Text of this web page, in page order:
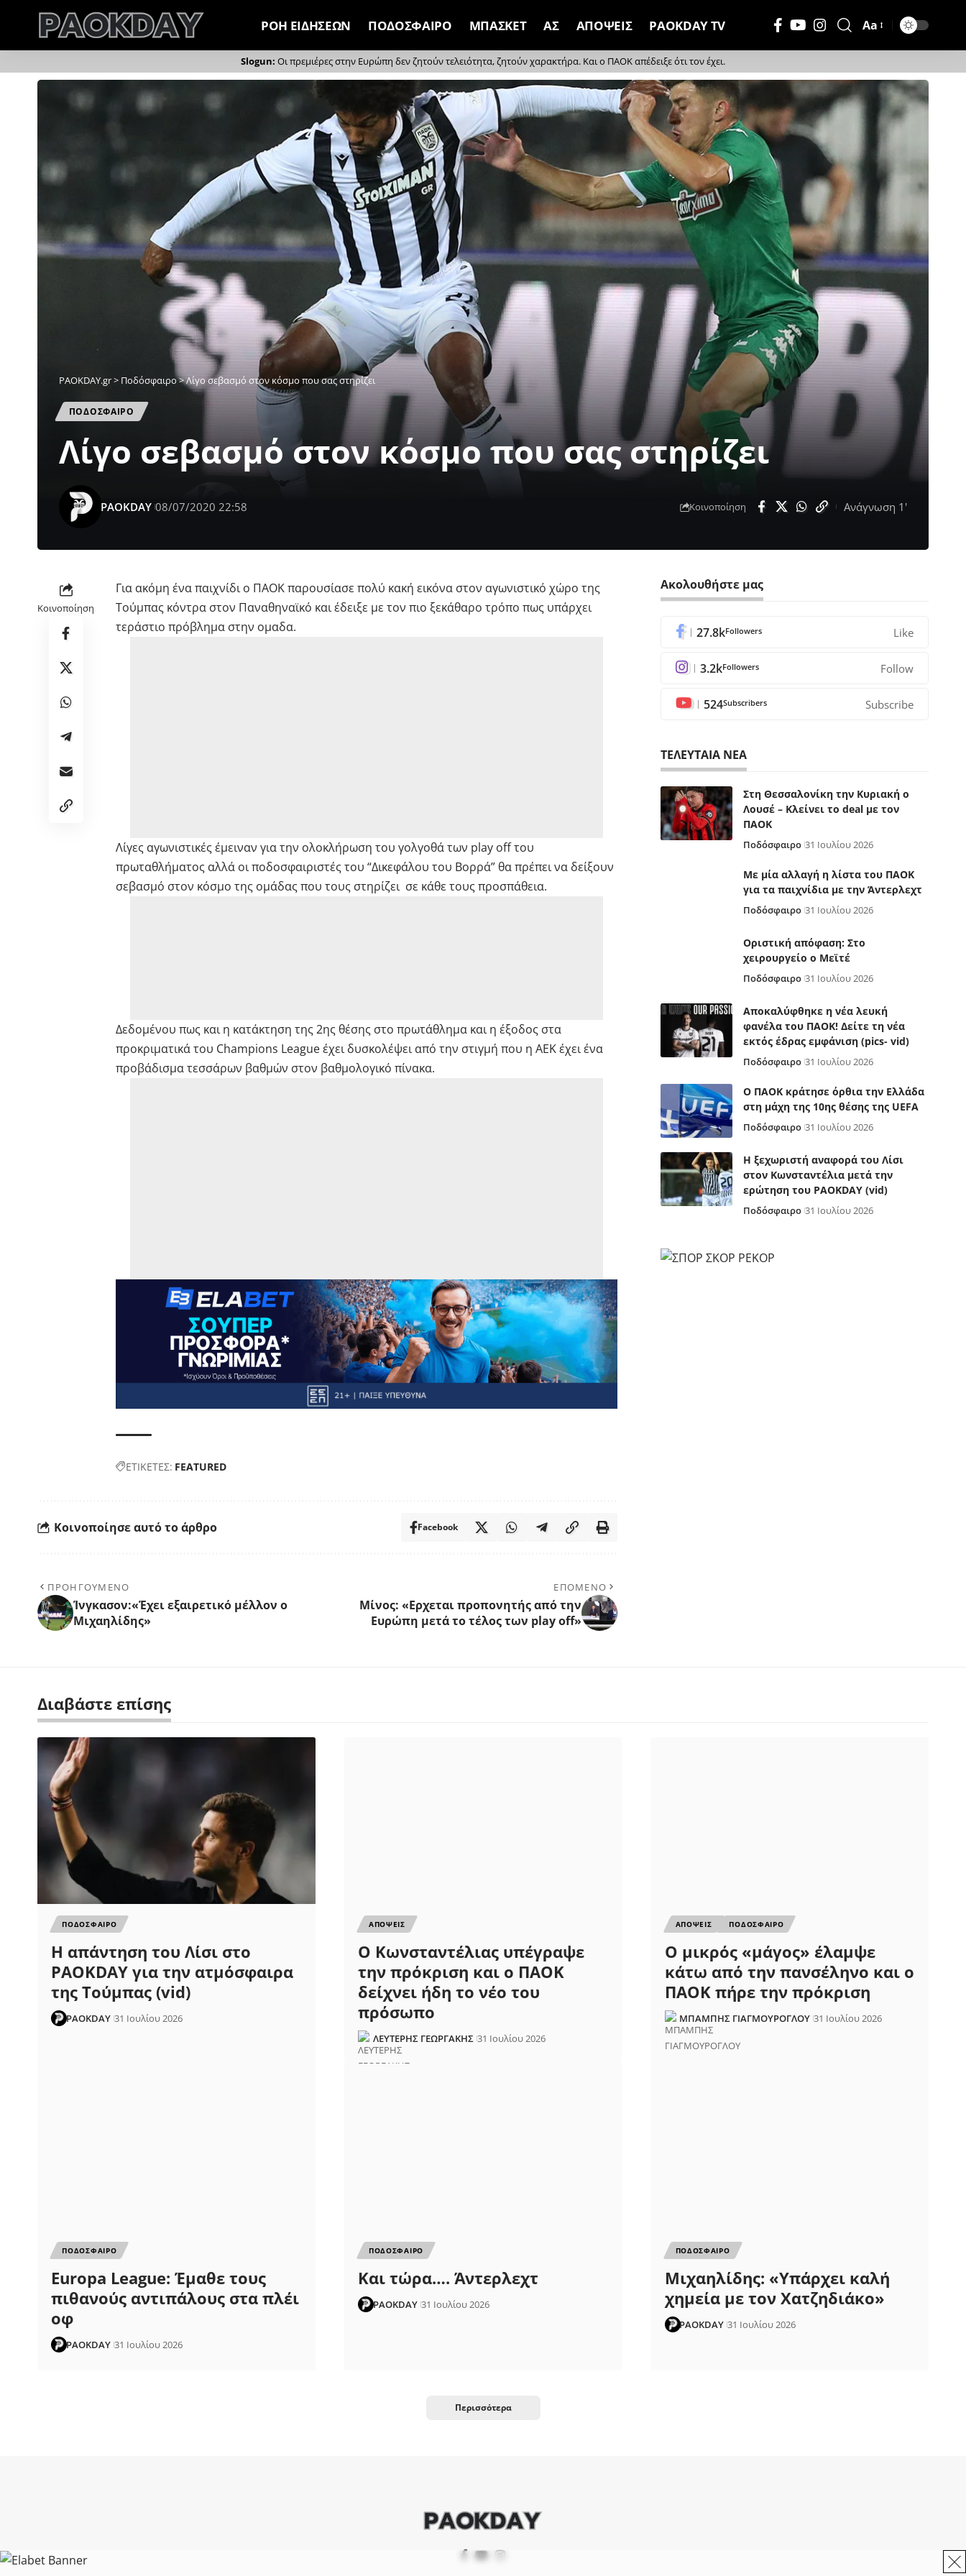
ΡΟΗ ΕΙΔΗΣΕΩΝ ΠΟΔΟΣΦΑΙΡΟ ΜΠΑΣΚΕΤ ΑΣ ΑΠΟΨΕΙΣ PAOKDAY TV
Μέγεθος
Γραμματοσειράς
Aa
Οι πρεμιέρες στην Ευρώπη δεν ζητούν τελειότητα, ζητούν χαρακτήρα. Και ο ΠΑΟΚ απέδειξε ότι τον έχει.
PAOKDAY.gr> Ποδόσφαιρο>Λίγο σεβασμό στον κόσμο που σας στηρίζει
ΠΟΔΟΣΦΑΙΡΟ
Λίγο σεβασμό στον κόσμο που σας στηρίζει
PAOKDAY 08/07/2020 22:58 Κοινοποίηση Ανάγνωση 1'
Κοινοποίηση
Για ακόμη ένα παιχνίδι ο ΠΑΟΚ παρουσίασε πολύ κακή εικόνα στον αγωνιστικό χώρο της
Τούμπας κόντρα στον Παναθηναϊκό και έδειξε με τον πιο ξεκάθαρο τρόπο πως υπάρχει
τεράστιο πρόβλημα στην ομαδα.
Λίγες αγωνιστικές έμειναν για την ολοκλήρωση του γολγοθά των play off του
πρωταθλήματος αλλά οι ποδοσφαιριστές του “Δικεφάλου του Βορρά” θα πρέπει να δείξουν
σεβασμό στον κόσμο της ομάδας που τους στηρίζει σε κάθε τους προσπάθεια.
Δεδομένου πως και η κατάκτηση της 2ης θέσης στο πρωτάθλημα και η έξοδος στα
προκριματικά του Champions League έχει δυσκολέψει από την στιγμή που η ΑΕΚ έχει ένα
προβάδισμα τεσσάρων βαθμών στον βαθμολογικό πίνακα.
ΕΤΙΚΕΤΕΣ: FEATURED
Κοινοποίησε αυτό το άρθρο Facebook
ΠΡΟΗΓΟΥΜΕΝΟ
Ίνγκασον:«Έχει εξαιρετικό μέλλον ο
Μιχαηλίδης»
ΕΠΟΜΕΝΟ
Μίνος: «Ερχεται προπονητής από την
Ευρώπη μετά το τέλος των play off»
Ακολουθήστε μας
27.8kFollowers Like
3.2kFollowers Follow
524Subscribers Subscribe
ΤΕΛΕΥΤΑΙΑ ΝΕΑ
Στη Θεσσαλονίκη την Κυριακή ο
Λουσέ – Κλείνει το deal με τον
ΠΑΟΚ
Ποδόσφαιρο 31 Ιουλίου 2026
Με μία αλλαγή η λίστα του ΠΑΟΚ
για τα παιχνίδια με την Άντερλεχτ
Ποδόσφαιρο 31 Ιουλίου 2026
Οριστική απόφαση: Στο
χειρουργείο ο Μεϊτέ
Ποδόσφαιρο 31 Ιουλίου 2026
Αποκαλύφθηκε η νέα λευκή
φανέλα του ΠΑΟΚ! Δείτε τη νέα
εκτός έδρας εμφάνιση (pics- vid)
Ποδόσφαιρο 31 Ιουλίου 2026
Ο ΠΑΟΚ κράτησε όρθια την Ελλάδα
στη μάχη της 10ης θέσης της UEFA
Ποδόσφαιρο 31 Ιουλίου 2026
Η ξεχωριστή αναφορά του Λίσι
στον Κωνσταντέλια μετά την
ερώτηση του PAOKDAY (vid)
Ποδόσφαιρο 31 Ιουλίου 2026
Διαβάστε επίσης
ΠΟΔΟΣΦΑΙΡΟ
Η απάντηση του Λίσι στο
PAOKDAY για την ατμόσφαιρα
της Τούμπας (vid)
PAOKDAY 31 Ιουλίου 2026
ΑΠΟΨΕΙΣ
Ο Κωνσταντέλιας υπέγραψε
την πρόκριση και ο ΠΑΟΚ
δείχνει ήδη το νέο του
πρόσωπο
ΛΕΥΤΕΡΗΣ ΓΕΩΡΓΑΚΗΣ 31 Ιουλίου 2026
ΑΠΟΨΕΙΣ ΠΟΔΟΣΦΑΙΡΟ
Ο μικρός «μάγος» έλαμψε
κάτω από την πανσέληνο και ο
ΠΑΟΚ πήρε την πρόκριση
ΜΠΑΜΠΗΣ ΓΙΑΓΜΟΥΡΟΓΛΟΥ 31 Ιουλίου 2026
ΠΟΔΟΣΦΑΙΡΟ
Europa League: Έμαθε τους
πιθανούς αντιπάλους στα πλέι
οφ
PAOKDAY 31 Ιουλίου 2026
ΠΟΔΟΣΦΑΙΡΟ
Και τώρα…. Άντερλεχτ
PAOKDAY 31 Ιουλίου 2026
ΠΟΔΟΣΦΑΙΡΟ
Μιχαηλίδης: «Υπάρχει καλή
χημεία με τον Χατζηδιάκο»
PAOKDAY 31 Ιουλίου 2026
Περισσότερα